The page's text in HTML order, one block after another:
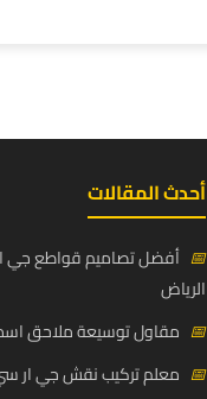
أحدث المقالات
📅 أفضل تصاميم قواطع جي
الرياض
📅 مقاول توسيعة ملاحق
📅 معلم تركيب نقش جي ار